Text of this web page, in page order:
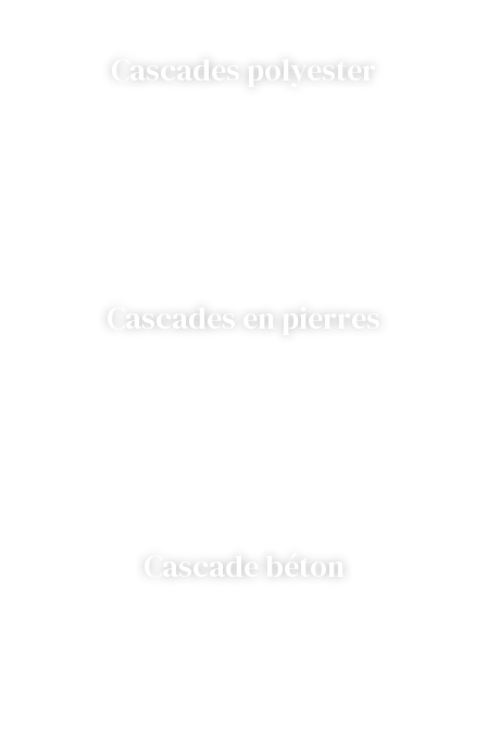
Cascades polyester
Cascades en pierres
Cascade béton